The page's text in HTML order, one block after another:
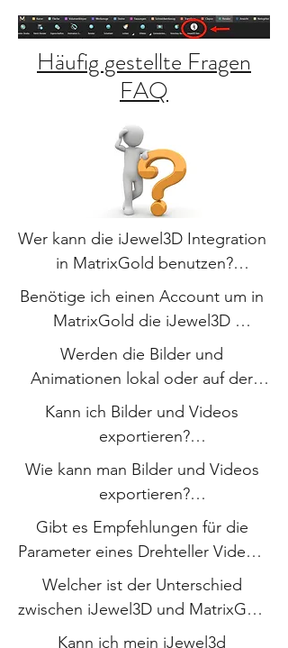
Häufig gestellte Fragen
FAQ
Wer kann die iJewel3D Integration
in MatrixGold benutzen?
Antwort
Benötige ich einen Account um in
MatrixGold die iJewel3D
Funktionen zu benutzen?
Werden die Bilder und
Animationen lokal oder auf der
iJewel3D Cloud gespeichert?
Antwort
Kann ich Bilder und Videos
exportieren?
Antwort
Wie kann man Bilder und Videos
exportieren?
Video
Gibt es Empfehlungen für die
Parameter eines Drehteller Videos?
Antwort
Welcher ist der Unterschied
zwischen iJewel3D und MatrixGold
Render Studio?
Kann ich mein iJewel3d